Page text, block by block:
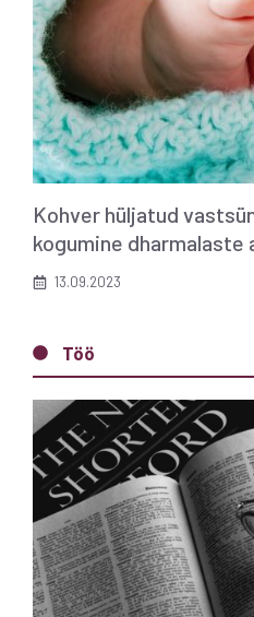
Kohver hüljatud
kogumine dharmalaste
13.09.2023
Töö